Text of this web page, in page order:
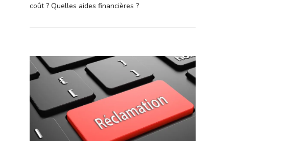
coût ? Quelles aides financières ?